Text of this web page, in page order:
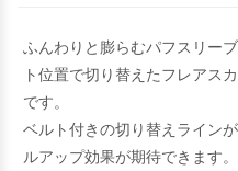
ふんわりと膨らむパフスリー
ト位置で切り替えたフレアス
です。
ベルト付きの切り替えライン
ルアップ効果が期待できます。